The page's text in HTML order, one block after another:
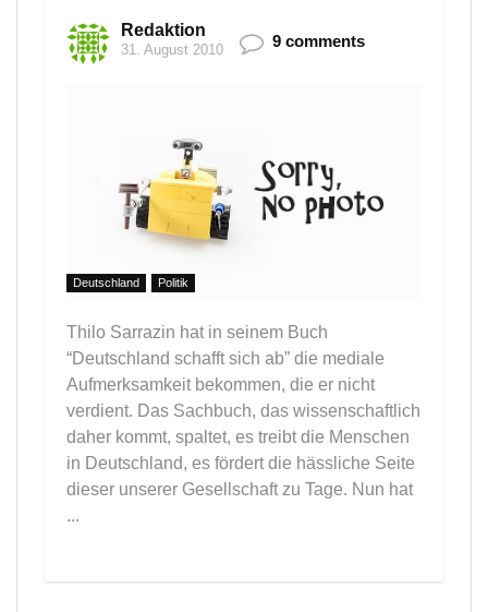
Redaktion
31. August 2010 9 comments
Deutschland Politik
Thilo Sarrazin hat in seinem Buch
“Deutschland schafft sich ab” die mediale
Aufmerksamkeit bekommen, die er nicht
verdient. Das Sachbuch, das wissenschaftlich
daher kommt, spaltet, es treibt die Menschen
in Deutschland, es fördert die hässliche Seite
dieser unserer Gesellschaft zu Tage. Nun hat
...